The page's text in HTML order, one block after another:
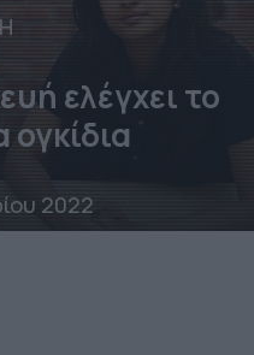
ελέγχει το
2022